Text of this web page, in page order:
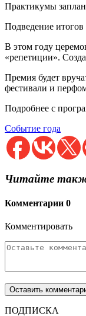
Практикумы
Подведение
В этом году
«репетиции».
Премия будет
фестивали и
Подробнее с
Событие года
Читайте
Комментарии 0
Комментировать
ПОДПИСКА